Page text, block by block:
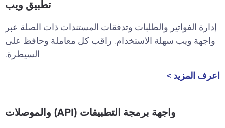
تطبيق ويب
إدارة الفواتير والطلبات وتدفقات المستندات ذات الصلة عبر
واجهة ويب سهلة الاستخدام. راقب كل معاملة وحافظ على
السيطرة.
اعرف المزيد >
واجهة برمجة التطبيقات (API) والموصلات